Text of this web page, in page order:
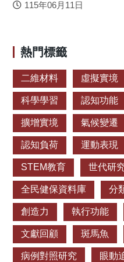
population-based case-
associated with incident late-
115年06月11日
熱門標籤
二維材料 虛擬實境
科學學習 認知功能
擴增實境 氣候變遷
認知負荷 運動表現
STEM教育 世代研
全民健保資料庫 分
創造力 執行功能
文獻回顧 斑馬魚
病例對照研究 眼動